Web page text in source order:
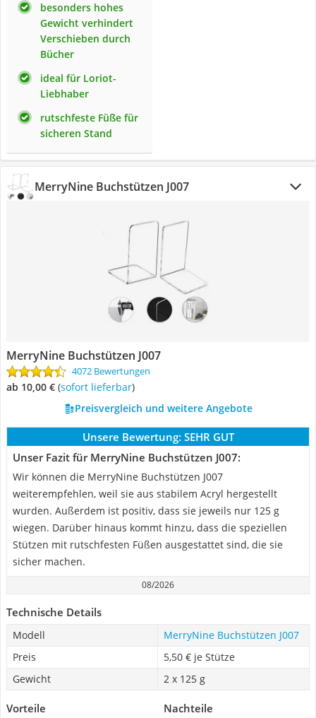
besonders hohes
Gewicht verhindert
Verschieben durch
Bücher
ideal für Loriot-
Liebhaber
rutschfeste Füße für
sicheren Stand
MerryNine Buchstützen J007
MerryNine Buchstützen J007
4072 Bewertungen
ab 10,00 € ( Sofort lieferbar)
Preisvergleich und weitere Angebote
Unsere Bewertung: SEHR GUT
Unser Fazit für MerryNine Buchstützen J007:
Wir können die MerryNine Buchstützen J007
weiterempfehlen, weil sie aus stabilem Acryl hergestellt
wurden. Außerdem ist positiv, dass sie jeweils nur 125 g
wiegen. Darüber hinaus kommt hinzu, dass die speziellen
Stützen mit rutschfesten Füßen ausgestattet sind, die sie
sicher machen.
08/2026
Technische Details
Modell
MerryNine Buchstützen J007
Preis
5,50 € je Stütze
Gewicht
2 x 125 g
Vorteile Nachteile